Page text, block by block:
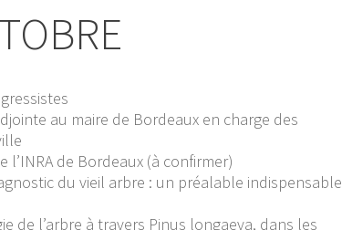
au maire de Bordeaux en charge des
de Bordeaux (à confirmer)
du vieil arbre : un préalable indispensable
de l’arbre à travers Pinus longaeva, dans les